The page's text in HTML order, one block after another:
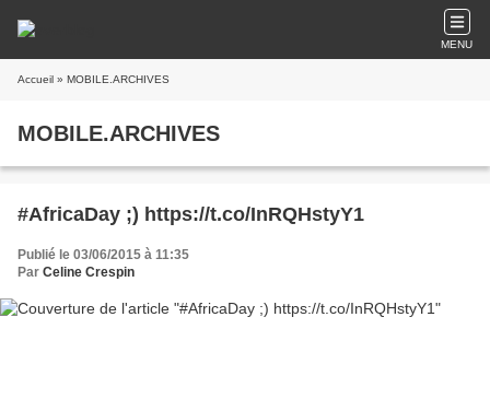
MENU
Accueil » MOBILE.ARCHIVES
MOBILE.ARCHIVES
#AfricaDay ;) https://t.co/InRQHstyY1
Publié le 03/06/2015 à 11:35
Par Celine Crespin